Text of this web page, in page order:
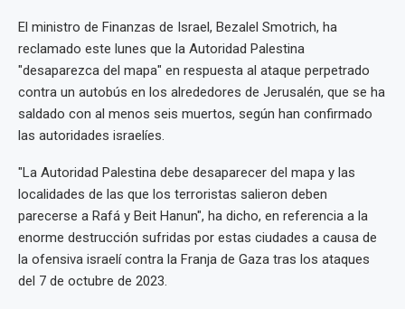
El ministro de Finanzas de Israel, Bezalel Smotrich, ha
reclamado este lunes que la Autoridad Palestina
"desaparezca del mapa" en respuesta al ataque perpetrado
contra un autobús en los alrededores de Jerusalén, que se ha
saldado con al menos seis muertos, según han confirmado
las autoridades israelíes.
"La Autoridad Palestina debe desaparecer del mapa y las
localidades de las que los terroristas salieron deben
parecerse a Rafá y Beit Hanun", ha dicho, en referencia a la
enorme destrucción sufridas por estas ciudades a causa de
la ofensiva israelí contra la Franja de Gaza tras los ataques
del 7 de octubre de 2023.